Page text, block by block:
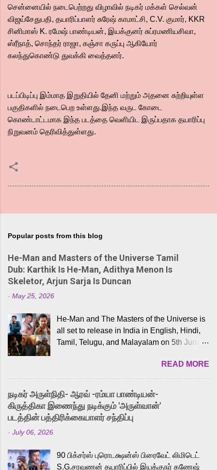
சென்னையில் நடைபெற்றது விழாவில் நடிகர் மக்கள் செல்வன்
விஜய்சேதுபதி, தயாரிப்பாளர் சுரேஷ் காமாட்சி, C.V. குமார், KKR
சினிமாஸ் K. ரமேஷ் பாண்டியன், இயக்குனர் சுப்ரமணியசிவா,
ஸ்ரீநாத், சொந்தர் ராஜா, கஞ்சா கருப்பு ஆகியோர்
கலந்துகொண்டு துவக்கி வைத்தனர்.
படப்பிடிப்பு இம்மாத இறுதியில் தேனி மற்றும் அதனை சுற்றியுள்ள
பகுதிகளில் நடைபெற உள்ளது.இந்த வருட கோடை
கொண்டாட்டமாக இந்த படத்தை வெளியிட இருப்பதாக தயாரிப்பு
நிறுவனம் தெரிவித்துள்ளது.
Popular posts from this blog
He-Man and Masters of the Universe Tamil
Dub: Karthik Is He-Man, Adithya Menon Is
Skeletor, Arjun Sarja Is Duncan
- May 25, 2026
He-Man and The Masters of the Universe is
all set to release in India in English, Hindi,
Tamil, Telugu, and Malayalam on 5th June,
received a lot of love from cult He-Man fans
and offered audiences an exciting glimpse
into the world of Eternia, the recently
released Tamil trailer has also generated
strong excitement among Tamil audiences.
Adding to the growing buzz is the film’s
to the iconic superhero He-Man. Known for
READ MORE
நடிகர் அருள்நிதி- ஆரவ் -ரம்யா பாண்டியன்-
கிருத்திகா இணைந்து நடிக்கும் 'அருள்வான்'
படத்தின் பத்திரிக்கையாளர் சந்திப்பு
- July 06, 2026
90 பிக்சர்ஸ் புரொடக்ஷன்ஸ் பிரைவேட் லிமிடெட்
S.G.சரவணன் தயாரிப்பில் இயக்குநர் கணேஷ்